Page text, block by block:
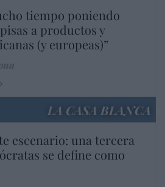
tiempo poniendo
a productos y
(y europeas)”
LA CASA BLANCA
escenario: una tercera
se define como